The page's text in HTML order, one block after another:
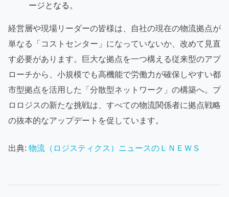
ージとなる。
経営層や現場リーダーの皆様は、自社の現在の物流拠点が
単なる「コストセンター」になっていないか、改めて見直
す必要があります。巨大な拠点を一つ構える従来型のアプ
ローチから、小規模でも高機能で労働力が確保しやすい都
市型拠点を活用した「分散型ネットワーク」の構築へ。プ
ロロジスの新たな挑戦は、すべての物流関係者に拠点戦略
の抜本的なアップデートを促しています。
出典: 物流（ロジスティクス）ニュースのＬＮＥＷＳ